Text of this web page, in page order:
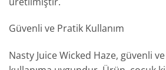
Güvenli ve Pratik Kullanım
Nasty Juice Wicked Haze, güvenli